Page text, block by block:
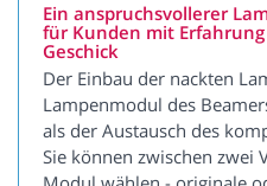
Ein anspruchsvollerer
für Kunden mit
Geschick
Der Einbau der nackten
Lampenmodul des
als der Austausch des
Sie können zwischen zwei